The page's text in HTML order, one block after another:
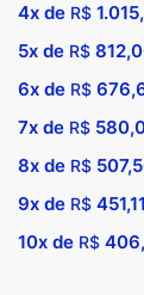
4x de R$
5x de R$
6x de R$
7x de R$
8x de R$
9x de R$ 451,11
10x de R$